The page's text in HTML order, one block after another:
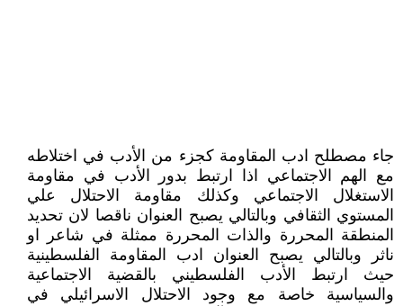
جاء مصطلح ادب المقاومة كجزء من الأدب في اختلاطه
مع الهم الاجتماعي اذا ارتبط بدور الأدب في مقاومة
الاستغلال الاجتماعي وكذلك مقاومة الاحتلال علي
المستوي الثقافي وبالتالي يصبح العنوان ناقصا لان تحديد
المنطقة المحررة والذات المحررة ممثلة في شاعر او
ناثر وبالتالي يصبح العنوان ادب المقاومة الفلسطينية
حيث ارتبط الأدب الفلسطيني بالقضية الاجتماعية
والسياسية خاصة مع وجود الاحتلال الاسرائيلي في